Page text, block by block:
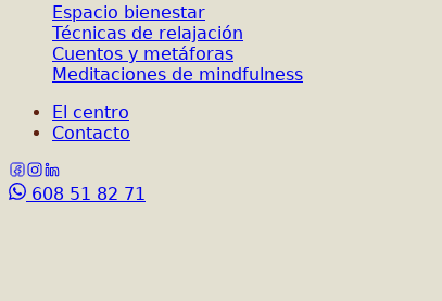
Espacio bienestar
Técnicas de relajación
Cuentos y metáforas
Meditaciones de mindfulness
El centro
Contacto
608 51 82 71